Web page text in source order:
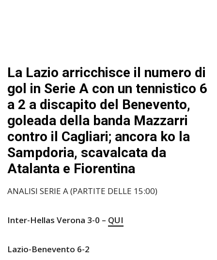
La Lazio arricchisce il numero di
gol in Serie A con un tennistico 6
a 2 a discapito del Benevento,
goleada della banda Mazzarri
contro il Cagliari; ancora ko la
Sampdoria, scavalcata da
Atalanta e Fiorentina
ANALISI SERIE A (PARTITE DELLE 15:00)
Inter-Hellas Verona 3-0 – QUI
Lazio-Benevento 6-2